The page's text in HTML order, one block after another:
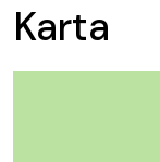
Karta